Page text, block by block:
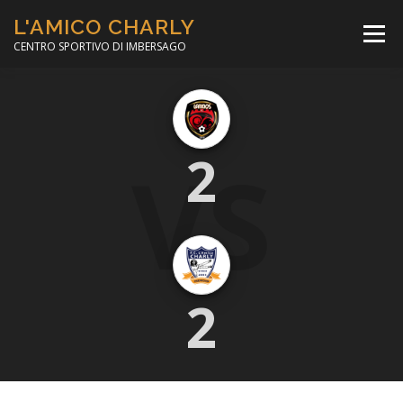
contenuto
L'AMICO CHARLY
CENTRO SPORTIVO DI IMBERSAGO
Menù
CORSO CALCIO A 5
MINIBASKET
VS
2
2